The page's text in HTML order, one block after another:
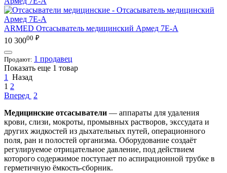
ARMED Отсасыватель медицинский Армед 7E-A
10 30000 ₽
Продают: 1 продавец
Показать еще 1 товар
1 Назад
1 2
Вперед 2
Медицинские отсасыватели — аппараты для удаления
крови, слизи, мокроты, промывных растворов, экссудата и
других жидкостей из дыхательных путей, операционного
поля, ран и полостей организма. Оборудование создаёт
регулируемое отрицательное давление, под действием
которого содержимое поступает по аспирационной трубке в
герметичную ёмкость-сборник.